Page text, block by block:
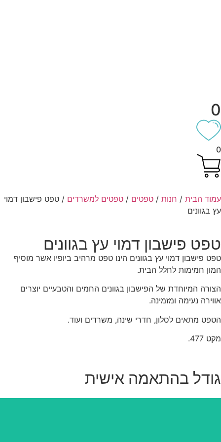
הבית/חנות/טפטים/טפטים למשרדים/ טפט פישבון דמוי
בגוונים
פישבון דמוי עץ בגוונים
פישבון דמוי עץ בגוונים הינו טפט מרהיב ביופיו אשר מוסיף
חמימות לחלל הבית.
המיוחדת של הפישבון בגוונים החמים והטבעיים יוצרים
נעימה ומזמינה.
מתאים לסלון, חדרי שינה, משרדים ועוד.
477.
בהתאמה אישית